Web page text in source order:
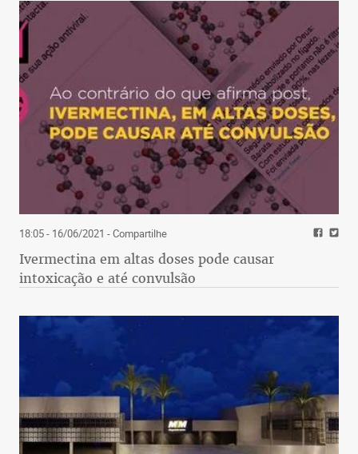
18:05 - 16/06/2021 - Compartilhe
Ivermectina em altas doses pode causar
intoxicação e até convulsão